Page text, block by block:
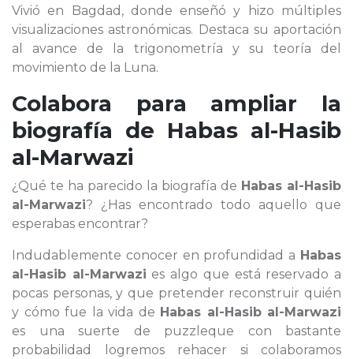
Vivió en Bagdad, donde enseñó y hizo múltiples
visualizaciones astronómicas. Destaca su aportación
al avance de la trigonometría y su teoría del
movimiento de la Luna.
Colabora para ampliar la
biografía de Habas al-Hasib
al-Marwazi
¿Qué te ha parecido la biografía de Habas al-Hasib
al-Marwazi? ¿Has encontrado todo aquello que
esperabas encontrar?
Indudablemente conocer en profundidad a Habas
al-Hasib al-Marwazi es algo que está reservado a
pocas personas, y que pretender reconstruir quién
y cómo fue la vida de Habas al-Hasib al-Marwazi
es una suerte de puzzleque con bastante
probabilidad logremos rehacer si colaboramos